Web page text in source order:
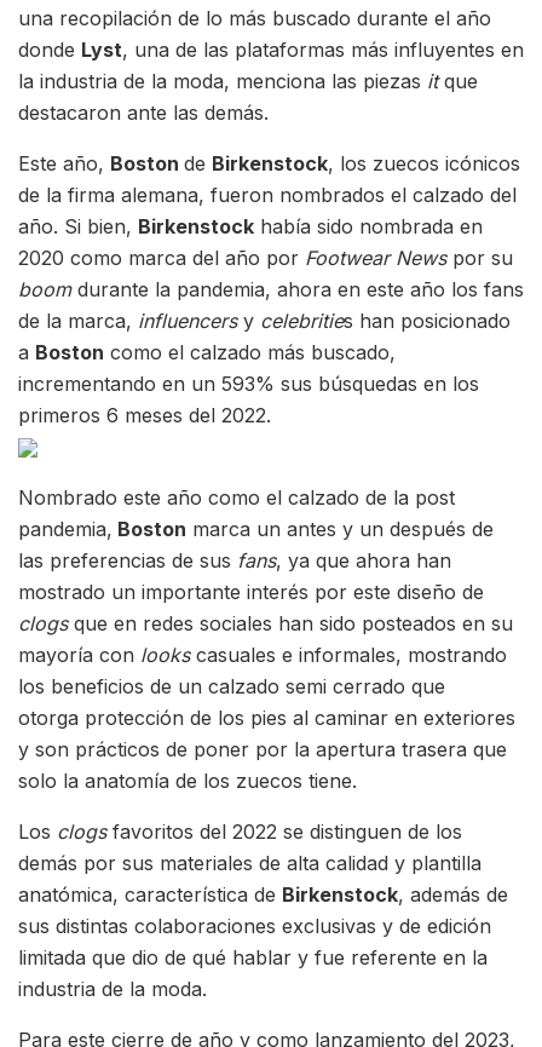
una recopilación de lo más buscado durante el año
donde Lyst, una de las plataformas más influyentes en
la industria de la moda, menciona las piezas itque
destacaron ante las demás.
Este año, Boston de Birkenstock, los zuecos icónicos
de la firma alemana, fueron nombrados el calzado del
año. Si bien, Birkenstock había sido nombrada en
2020 como marca del año por Footwear Newspor su
boomdurante la pandemia, ahora en este año los fans
de la marca, influencersy celebrities han posicionado
a Boston como el calzado más buscado,
incrementando en un 593% sus búsquedas en los
primeros 6 meses del 2022.
Nombrado este año como el calzado de la post
pandemia, Boston marca un antes y un después de
las preferencias de sus fans, ya que ahora han
mostrado un importante interés por este diseño de
clogsque en redes sociales han sido posteados en su
mayoría con lookscasuales e informales, mostrando
los beneficios de un calzado semi cerrado que
otorga protección de los pies al caminar en exteriores
y son prácticos de poner por la apertura trasera que
solo la anatomía de los zuecos tiene.
Los clogsfavoritos del 2022 se distinguen de los
demás por sus materiales de alta calidad y plantilla
anatómica, característica de Birkenstock, además de
sus distintas colaboraciones exclusivas y de edición
limitada que dio de qué hablar y fue referente en la
industria de la moda.
Para este cierre de año y como lanzamiento del 2023,